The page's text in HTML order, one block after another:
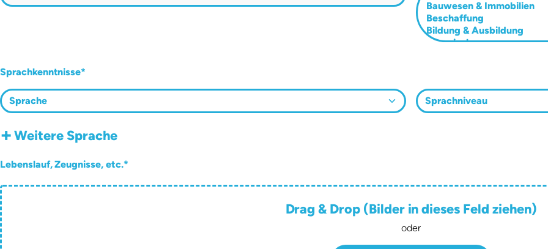
Sprachkenntnisse
+Weitere Sprache
Lebenslauf, Zeugnisse, etc.
Drag & Drop (Bilder in dieses Feld ziehen)
oder